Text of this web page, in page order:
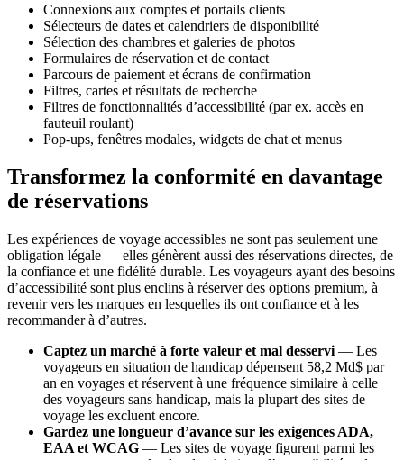
Connexions aux comptes et portails clients
Sélecteurs de dates et calendriers de disponibilité
Sélection des chambres et galeries de photos
Formulaires de réservation et de contact
Parcours de paiement et écrans de confirmation
Filtres, cartes et résultats de recherche
Filtres de fonctionnalités d’accessibilité (par ex. accès en
fauteuil roulant)
Pop-ups, fenêtres modales, widgets de chat et menus
Transformez la conformité en davantage
de réservations
Les expériences de voyage accessibles ne sont pas seulement une
obligation légale — elles génèrent aussi des réservations directes, de
la confiance et une fidélité durable. Les voyageurs ayant des besoins
d’accessibilité sont plus enclins à réserver des options premium, à
revenir vers les marques en lesquelles ils ont confiance et à les
recommander à d’autres.
Captez un marché à forte valeur et mal desservi — Les
voyageurs en situation de handicap dépensent 58,2 Md$ par
an en voyages et réservent à une fréquence similaire à celle
des voyageurs sans handicap, mais la plupart des sites de
voyage les excluent encore.
Gardez une longueur d’avance sur les exigences ADA,
EAA et WCAG — Les sites de voyage figurent parmi les